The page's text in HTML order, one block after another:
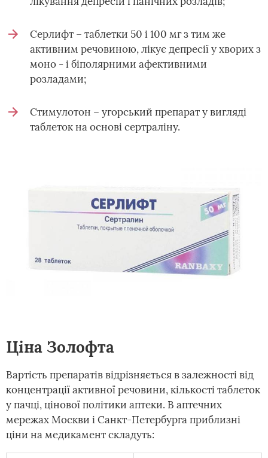
Серлифт – таблетки 50 і 100 мг з тим же
активним речовиною, лікує депресії у хворих з
моно - і біполярними афективними
розладами;
Стимулотон – угорський препарат у вигляді
таблеток на основі сертраліну.
Ціна Золофта
Вартість препаратів відрізняється в залежності від
концентрації активної речовини, кількості таблеток
у пачці, цінової політики аптеки. В аптечних
мережах Москви і Санкт-Петербурга приблизні
ціни на медикамент складуть: